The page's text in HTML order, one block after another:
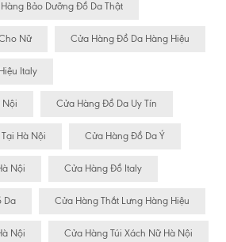
Bảo Dưỡng Đồ Da Thật
Nữ Cửa Hàng Đồ Da Hàng Hiệu
Italy
Nội Cửa Hàng Đồ Da Uy Tín
Hà Nội Cửa Hàng Đồ Da Ý
Nội Cửa Hàng Đồ Italy
Da Cửa Hàng Thắt Lưng Hàng Hiệu
Nội Cửa Hàng Túi Xách Nữ Hà Nội